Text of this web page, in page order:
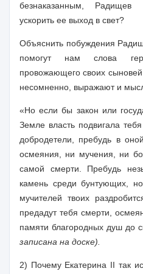
безнаказанным,
ускорить ее выход в свет?
Объяснить побуждения
помогут нам слова
провожающего своих
несомненно, выражают и
«Но если бы закон или
Земле власть подвигала
добродетели, пребудь в
осмеяния, ни мучения, ни
самой смерти. Пребудь
камень среди бунтующих,
мучителей твоих
предадут тебя смерти,
памяти благородных душ до
записана на доске).
2) Почему Екатерина II так